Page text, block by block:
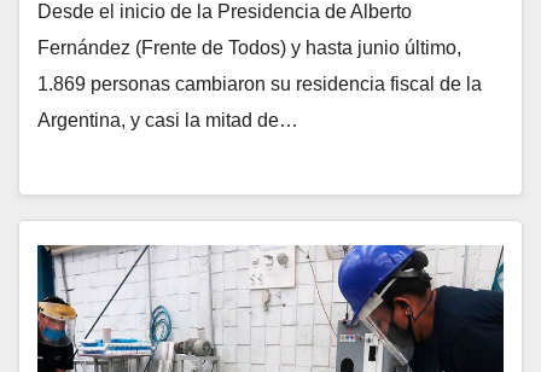
Desde el inicio de la Presidencia de Alberto
Fernández (Frente de Todos) y hasta junio último,
1.869 personas cambiaron su residencia fiscal de la
Argentina, y casi la mitad de…